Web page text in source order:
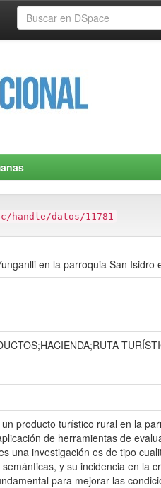
handle/datos/11781
en la parroquia San Isidro
producto turístico rural en la
de herramientas de
una investigación es de tipo
y su incidencia en la
para mejorar las